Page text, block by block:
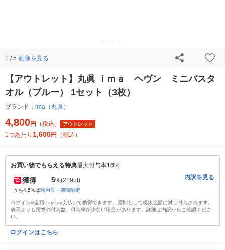
1 / 5 画像を見る
【アウトレット】丸眞 ｉｍａ ヘヴン ミニバスタ
オル（ブルー） 1セット（3枚）
ブランド： ima（丸眞）
4,800円 （税込） アウトレット
1つあたり 1,600円 （税込）
お買い物でもらえる特典最大付与率16%
獲得 5%(219pt)
うち4.5%は利用先・期間限定
内訳を見る
ログイン&全額PayPay支払いで獲得できます。原則として税抜金額に対し付与されます。
表示よりも実際の付与数、付与率が少ない場合があります。詳細は内訳からご確認くださ
い。
ログインはこちら